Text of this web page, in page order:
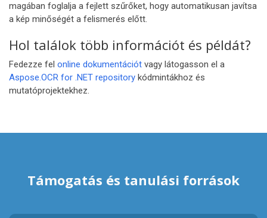
magában foglalja a fejlett szűrőket, hogy automatikusan javítsa
a kép minőségét a felismerés előtt.
Hol találok több információt és példát?
Fedezze fel online dokumentációt vagy látogasson el a
Aspose.OCR for .NET repository kódmintákhoz és
mutatóprojektekhez.
Támogatás és tanulási források